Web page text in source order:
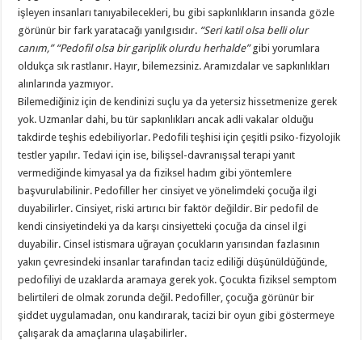
işleyen insanları tanıyabilecekleri, bu gibi sapkınlıkların insanda gözle
görünür bir fark yaratacağı yanılgısıdır. “Seri katil olsa belli olur
canım,” “Pedofil olsa bir gariplik olurdu herhalde”gibi yorumlara
oldukça sık rastlanır. Hayır, bilemezsiniz. Aramızdalar ve sapkınlıkları
alınlarında yazmıyor.
Bilemediğiniz için de kendinizi suçlu ya da yetersiz hissetmenize gerek
yok. Uzmanlar dahi, bu tür sapkınlıkları ancak adli vakalar olduğu
takdirde teşhis edebiliyorlar. Pedofili teşhisi için çeşitli psiko-fizyolojik
testler yapılır. Tedavi için ise, bilişsel-davranışsal terapi yanıt
vermediğinde kimyasal ya da fiziksel hadım gibi yöntemlere
başvurulabilinir. Pedofiller her cinsiyet ve yönelimdeki çocuğa ilgi
duyabilirler. Cinsiyet, riski artırıcı bir faktör değildir. Bir pedofil de
kendi cinsiyetindeki ya da karşı cinsiyetteki çocuğa da cinsel ilgi
duyabilir. Cinsel istismara uğrayan çocukların yarısından fazlasının
yakın çevresindeki insanlar tarafından taciz ediliği düşünüldüğünde,
pedofiliyi de uzaklarda aramaya gerek yok. Çocukta fiziksel semptom
belirtileri de olmak zorunda değil. Pedofiller, çocuğa görünür bir
şiddet uygulamadan, onu kandırarak, tacizi bir oyun gibi göstermeye
çalışarak da amaçlarına ulaşabilirler.